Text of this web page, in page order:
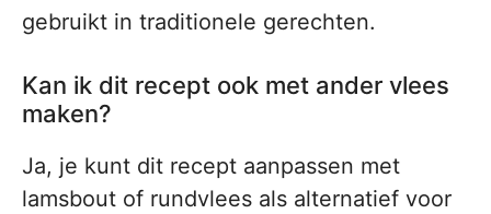
gebruikt in traditionele gerechten.
Kan ik dit recept ook met ander vlees
maken?
Ja, je kunt dit recept aanpassen met
lamsbout of rundvlees als alternatief voor